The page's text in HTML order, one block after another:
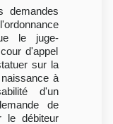
demandes
le juge-
d'appel
sur la
à
d'un
de
le débiteur